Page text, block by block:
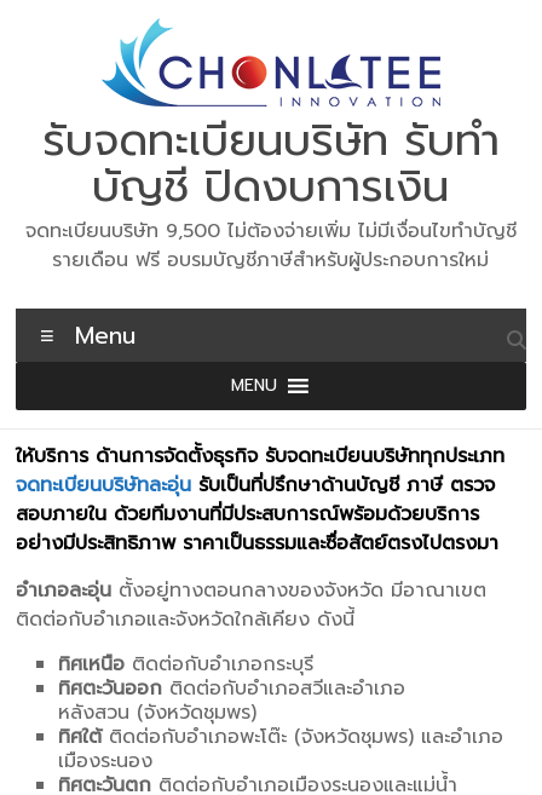
รับจดทะเบียนบริษัท รับทำ
บัญชี ปิดงบการเงิน
จดทะเบียนบริษัท 9,500 ไม่ต้องจ่ายเพิ่ม ไม่มีเงื่อนไขทำบัญชี
รายเดือน ฟรี อบรมบัญชีภาษีสำหรับผู้ประกอบการใหม่
Menu
MENU
ให้บริการ ด้านการจัดตั้งธุรกิจ รับจดทะเบียนบริษัททุกประเภท
จดทะเบียนบริษัทละอุ่น รับเป็นที่ปรึกษาด้านบัญชี ภาษี ตรวจ
สอบภายใน ด้วยทีมงานที่มีประสบการณ์พร้อมด้วยบริการ
อย่างมีประสิทธิภาพ ราคาเป็นธรรมและซื่อสัตย์ตรงไปตรงมา
อำเภอละอุ่น ตั้งอยู่ทางตอนกลางของจังหวัด มีอาณาเขต
ติดต่อกับอำเภอและจังหวัดใกล้เคียง ดังนี้
ทิศเหนือ ติดต่อกับอำเภอกระบุรี
ทิศตะวันออก ติดต่อกับอำเภอสวีและอำเภอ
หลังสวน (จังหวัดชุมพร)
ทิศใต้ติดต่อกับอำเภอพะโต๊ะ (จังหวัดชุมพร) และอำเภอ
เมืองระนอง
ทิศตะวันตก ติดต่อกับอำเภอเมืองระนองและแม่น้ำ